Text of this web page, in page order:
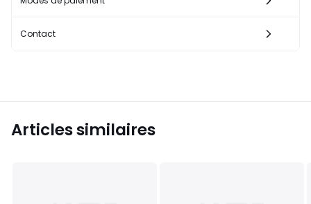
Contact
Articles similaires